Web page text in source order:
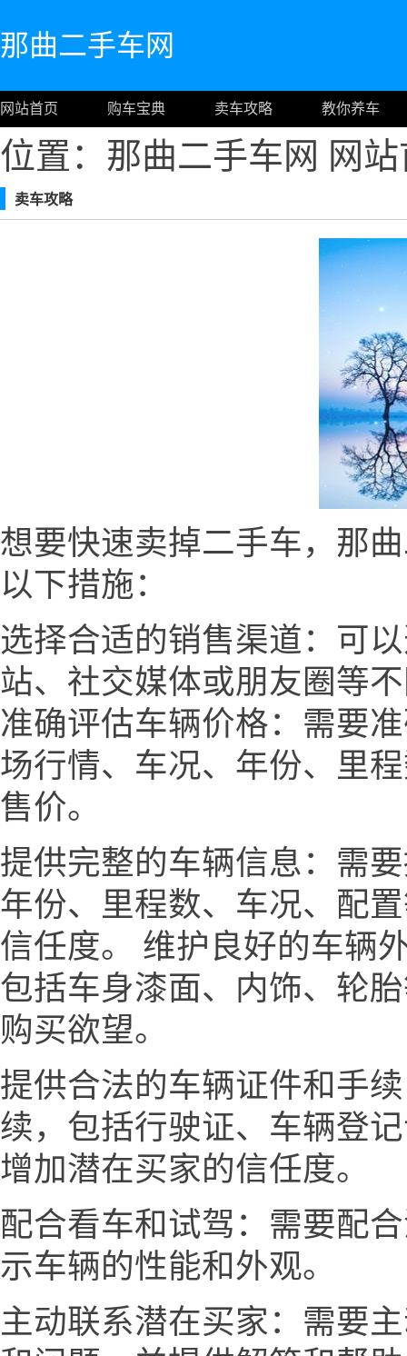
那曲二手车网
网站首页 购车宝典 卖车攻略 教你养车
位置：那曲二手车网 网
卖车攻略
想要快速卖掉二手车，那
以下措施：
选择合适的销售渠道：可
站、社交媒体或朋友圈等
准确评估车辆价格：需要
场行情、车况、年份、里
售价。
提供完整的车辆信息：需
年份、里程数、车况、配
信任度。 维护良好的车辆
包括车身漆面、内饰、轮
购买欲望。
提供合法的车辆证件和手
续，包括行驶证、车辆登
增加潜在买家的信任度。
配合看车和试驾：需要配
示车辆的性能和外观。
主动联系潜在买家：需要